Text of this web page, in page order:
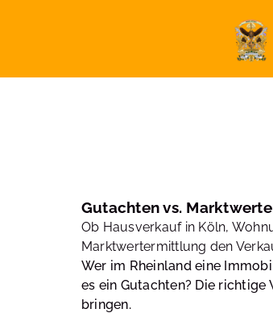
Gutachten vs.
Ob Hausverkauf in Köln,
Marktwertermittlung den
Wer im Rheinland eine
es ein Gutachten? Die
bringen.